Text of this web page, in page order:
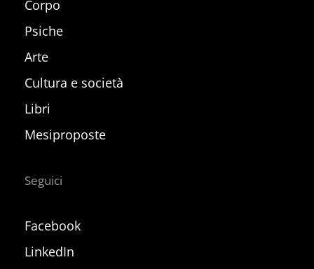
Corpo
Psiche
Arte
Cultura e società
Libri
Mesiproposte
Seguici
Facebook
LinkedIn